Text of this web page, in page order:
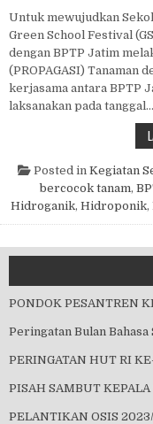
Untuk mewujudkan
Green School Festival
dengan BPTP Jatim
(PROPAGASI) Tanaman
kerjasama antara BPTP
laksanakan pada tanggal…
Posted in Kegiatan
bercocok tanam,
Hidroganik, Hidroponik,
PONDOK PESANTREN
Peringatan Bulan
PERINGATAN HUT RI
PISAH SAMBUT KEPALA
PELANTIKAN OSIS